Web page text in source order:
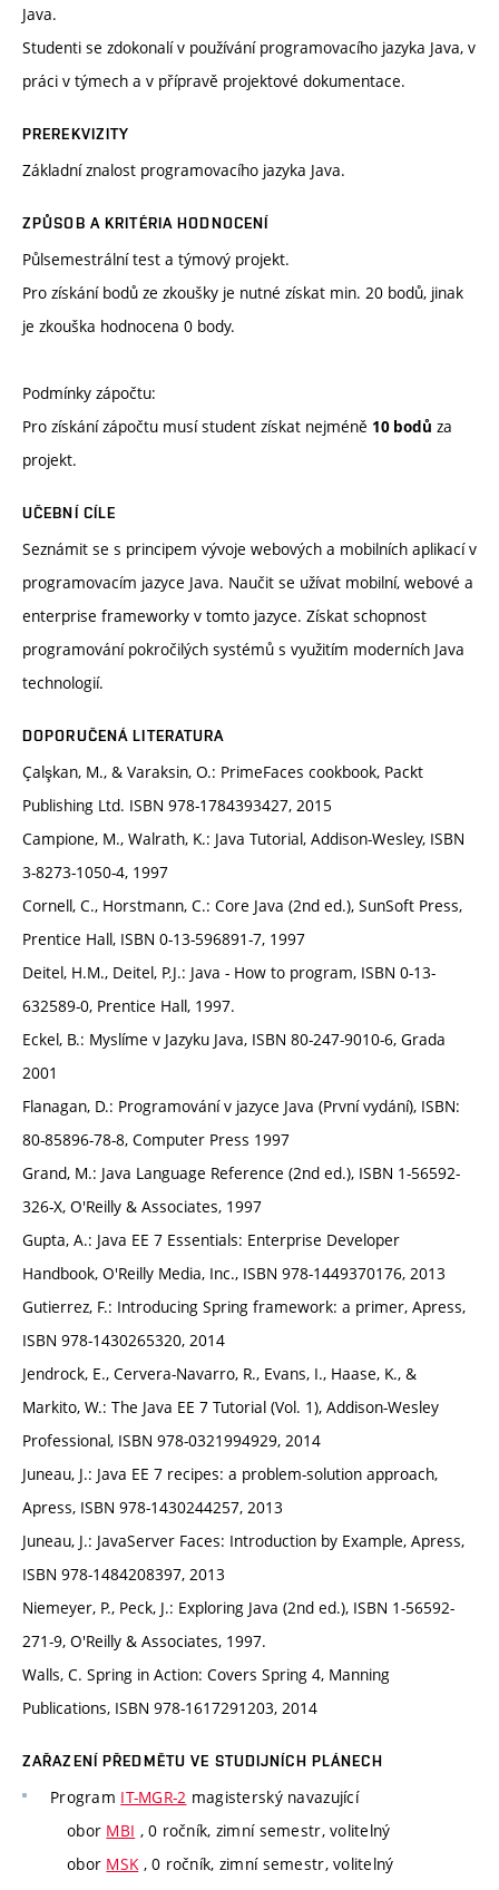
Java.
Studenti se zdokonalí v používání programovacího jazyka Java, v
práci v týmech a v přípravě projektové dokumentace.
PREREKVIZITY
Základní znalost programovacího jazyka Java.
ZPŮSOB A KRITÉRIA HODNOCENÍ
Půlsemestrální test a týmový projekt.
Pro získání bodů ze zkoušky je nutné získat min. 20 bodů, jinak
je zkouška hodnocena 0 body.
Podmínky zápočtu:
Pro získání zápočtu musí student získat nejméně 10 bodů za
projekt.
UČEBNÍ CÍLE
Seznámit se s principem vývoje webových a mobilních aplikací v
programovacím jazyce Java. Naučit se užívat mobilní, webové a
enterprise frameworky v tomto jazyce. Získat schopnost
programování pokročilých systémů s využitím moderních Java
technologií.
DOPORUČENÁ LITERATURA
Çalşkan, M., & Varaksin, O.: PrimeFaces cookbook, Packt
Publishing Ltd. ISBN 978-1784393427, 2015
Campione, M., Walrath, K.: Java Tutorial, Addison-Wesley, ISBN
3-8273-1050-4, 1997
Cornell, C., Horstmann, C.: Core Java (2nd ed.), SunSoft Press,
Prentice Hall, ISBN 0-13-596891-7, 1997
Deitel, H.M., Deitel, P.J.: Java - How to program, ISBN 0-13-
632589-0, Prentice Hall, 1997.
Eckel, B.: Myslíme v Jazyku Java, ISBN 80-247-9010-6, Grada
2001
Flanagan, D.: Programování v jazyce Java (První vydání), ISBN:
80-85896-78-8, Computer Press 1997
Grand, M.: Java Language Reference (2nd ed.), ISBN 1-56592-
326-X, O'Reilly & Associates, 1997
Gupta, A.: Java EE 7 Essentials: Enterprise Developer
Handbook, O'Reilly Media, Inc., ISBN 978-1449370176, 2013
Gutierrez, F.: Introducing Spring framework: a primer, Apress,
ISBN 978-1430265320, 2014
Jendrock, E., Cervera-Navarro, R., Evans, I., Haase, K., &
Markito, W.: The Java EE 7 Tutorial (Vol. 1), Addison-Wesley
Professional, ISBN 978-0321994929, 2014
Juneau, J.: Java EE 7 recipes: a problem-solution approach,
Apress, ISBN 978-1430244257, 2013
Juneau, J.: JavaServer Faces: Introduction by Example, Apress,
ISBN 978-1484208397, 2013
Niemeyer, P., Peck, J.: Exploring Java (2nd ed.), ISBN 1-56592-
271-9, O'Reilly & Associates, 1997.
Walls, C. Spring in Action: Covers Spring 4, Manning
Publications, ISBN 978-1617291203, 2014
ZAŘAZENÍ PŘEDMĚTU VE STUDIJNÍCH PLÁNECH
Program IT-MGR-2 magisterský navazující
obor MBI , 0 ročník, zimní semestr, volitelný
obor MSK, 0 ročník, zimní semestr, volitelný